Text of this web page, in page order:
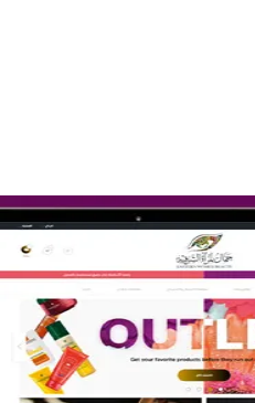
المرأة الشرقية